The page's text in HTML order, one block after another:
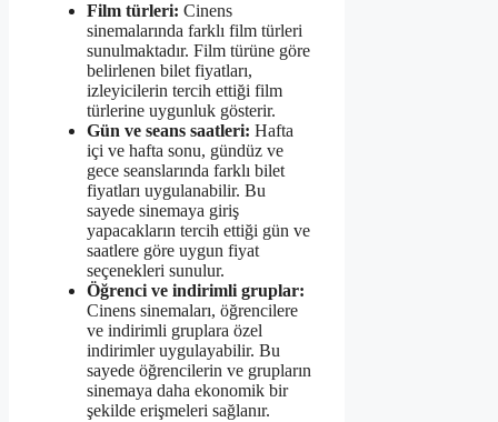
Film türleri: Cinens
sinemalarında farklı film türleri
sunulmaktadır. Film türüne göre
belirlenen bilet fiyatları,
izleyicilerin tercih ettiği film
türlerine uygunluk gösterir.
Gün ve seans saatleri: Hafta
içi ve hafta sonu, gündüz ve
gece seanslarında farklı bilet
fiyatları uygulanabilir. Bu
sayede sinemaya giriş
yapacakların tercih ettiği gün ve
saatlere göre uygun fiyat
seçenekleri sunulur.
Öğrenci ve indirimli gruplar:
Cinens sinemaları, öğrencilere
ve indirimli gruplara özel
indirimler uygulayabilir. Bu
sayede öğrencilerin ve grupların
sinemaya daha ekonomik bir
şekilde erişmeleri sağlanır.